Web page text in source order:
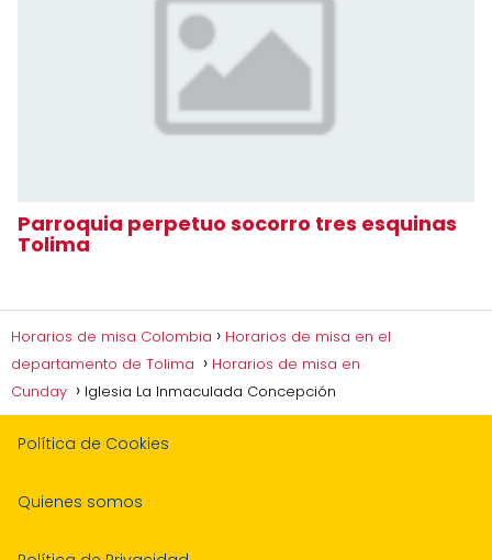
Parroquia perpetuo socorro tres esquinas
Tolima
Horarios de misa Colombia
Horarios de misa en el
departamento de Tolima
Horarios de misa en
Cunday
Iglesia La Inmaculada Concepción
Política de Cookies
Quienes somos